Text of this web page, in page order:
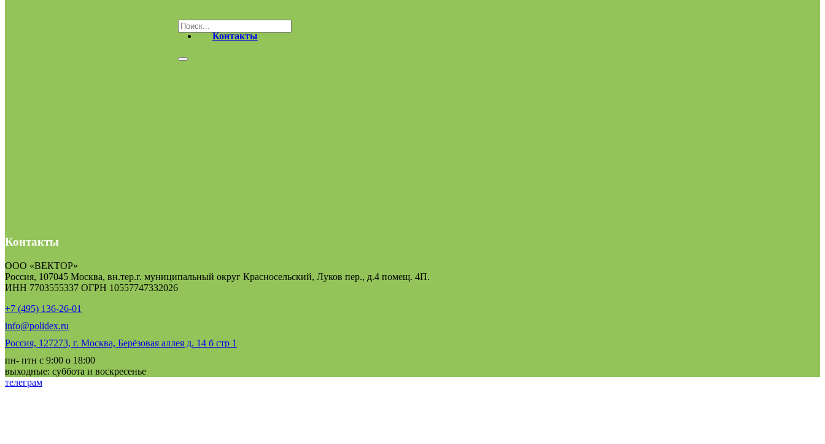
Контакты
Контакты
ООО «ВЕКТОР»
Россия, 107045 Москва, вн.тер.г. муниципальный округ Красносельский, Луков пер., д.4 помещ. 4П.
ИНН 7703555337 ОГРН 10557747332026
+7 (495) 136-26-01
info@polidex.ru
Россия, 127273, г. Москва, Берёзовая аллея д. 14 б стр 1
пн- птн с 9:00 о 18:00
выходные: суббота и воскресенье
телеграм